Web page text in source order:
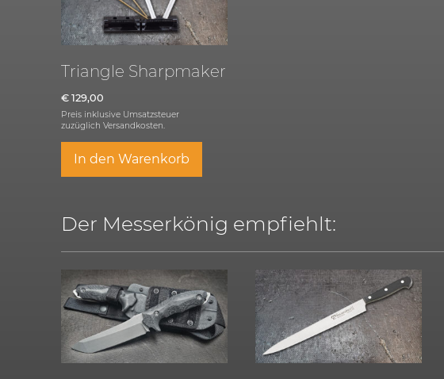
Triangle Sharpmaker
€ 129,00
Preis inklusive Umsatzsteuer
zuzüglichVersandkosten.
In den Warenkorb
Der Messerkönig empfiehlt: